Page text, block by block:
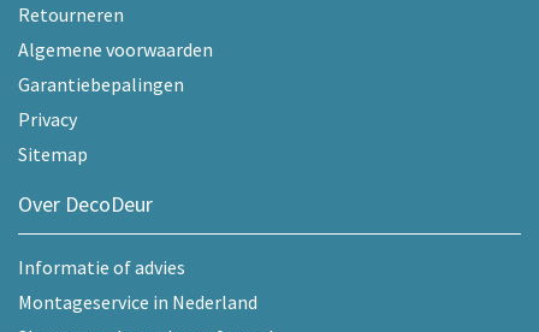
Retourneren
Algemene voorwaarden
Garantiebepalingen
Privacy
Sitemap
Over DecoDeur
Informatie of advies
Montageservice in Nederland